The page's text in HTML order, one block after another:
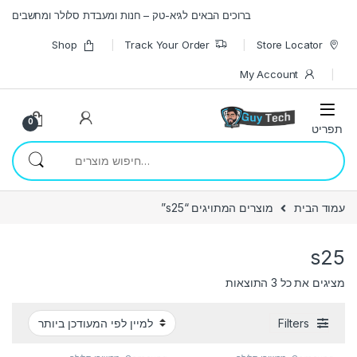
ברוכים הבאים לגיא-טק – חנות ומעבדת סלולר ומחשבים
Store Locator
Track Your Order
Shop
My Account
0
חיפוש עבור:
עמוד הבית מוצרים המתויגים “s25”
s25
מציגים את כל ⁦3⁩ התוצאות ממוין לפי הפריט העדכני ביותר
Filters